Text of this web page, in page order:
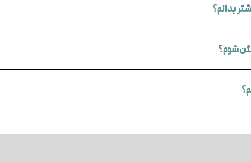
بدانم؟
شوم؟